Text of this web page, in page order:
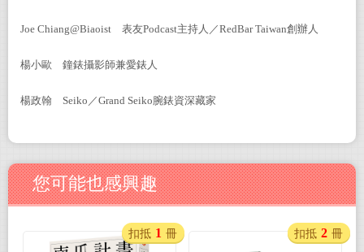
Joe Chiang@Biaoist 表友Podcast主持人／RedBar Taiwan創辦人
楊小歐 鐘錶攝影師兼愛錶人
楊政翰 Seiko／Grand Seiko腕錶資深藏家
您可能也感興趣
扣抵 1 冊 扣抵 2 冊